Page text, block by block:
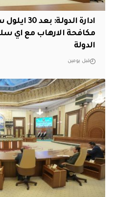
ادارة
مكافحة الارهاب مع اي
الدولة
قبل يومين